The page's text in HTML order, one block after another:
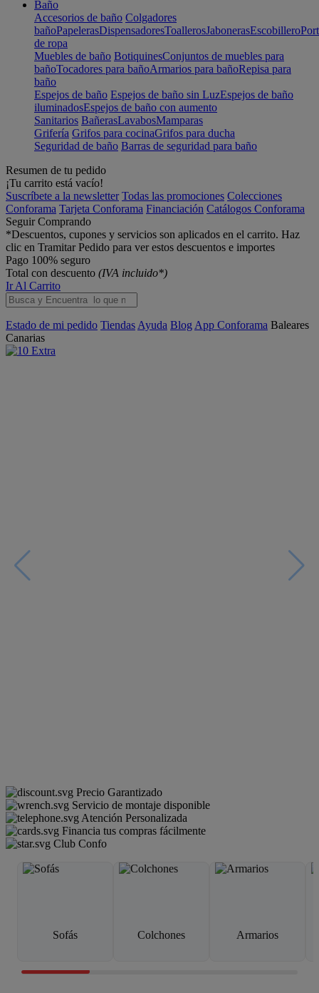
Baño
Accesorios de baño Colgadores
bañoPapelerasDispensadoresToallerosJabonerasEscobillero
de ropa
Muebles de baño BotiquinesConjuntos de muebles para
bañoTocadores para bañoArmarios para bañoRepisa para
baño
Espejos de baño Espejos de baño sin LuzEspejos de baño
iluminadosEspejos de baño con aumento
Sanitarios BañerasLavabosMamparas
Grifería Grifos para cocinaGrifos para ducha
Seguridad de baño Barras de seguridad para baño
Resumen de tu pedido
¡Tu carrito está vacío!
Suscríbete a la newsletter Todas las promociones Colecciones
Conforama Tarjeta Conforama Financiación Catálogos Conforama
Seguir Comprando
*Descuentos, cupones y servicios son aplicados en el carrito. Haz
clic en Tramitar Pedido para ver estos descuentos e importes
Pago 100% seguro
Total con descuento (IVA incluido*)
Ir Al Carrito
Estado de mi pedido Tiendas Ayuda Blog App Conforama Baleares
Canarias
Precio Garantizado
Servicio de montaje disponible
Atención Personalizada
Financia tus compras fácilmente
Club Confo
Sofás Colchones Armarios